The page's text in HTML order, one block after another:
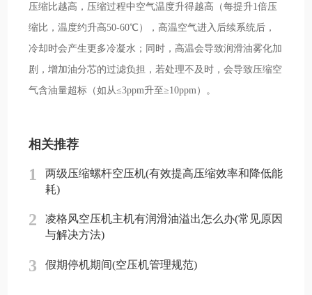
压缩比越高，压缩过程中空气温度升得越高（每提升1倍压
缩比，温度约升高50-60℃），高温空气进入后续系统后，
冷却时会产生更多冷凝水；同时，高温会导致润滑油雾化加
剧，增加油分芯的过滤负担，若处理不及时，会导致压缩空
气含油量超标（如从≤3ppm升至≥10ppm）。
相关推荐
1
两级压缩螺杆空压机(有效提高压缩效率和降低能
耗)
2
凌格风空压机主机有润滑油溢出怎么办(常见原因
与解决方法)
3 假期停机期间(空压机管理规范)